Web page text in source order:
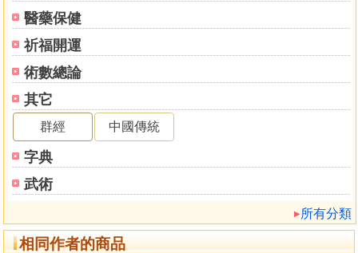
醫藥保健
祈福開運
術數總論
其它
群經 中國傳統
字典
武術
所有分類
相同作者的商品